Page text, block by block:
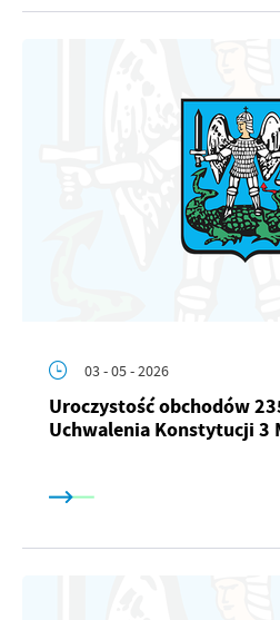
03 - 05 - 2026
Uroczystość obchodów
Uchwalenia Konstytucji 3